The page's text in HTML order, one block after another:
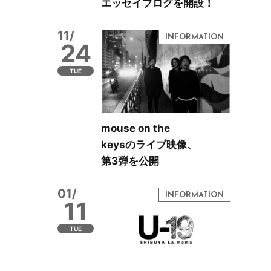
エッセイブログを開設！
11/
24
TUE
mouse on the
keysのライブ映像、
第3弾を公開
01/
11
TUE